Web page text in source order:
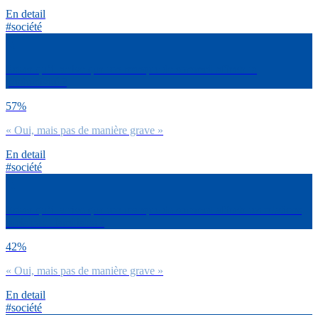
En detail
#société
57%
« Oui, mais pas de manière grave »
En detail
#société
42%
« Oui, mais pas de manière grave »
En detail
#société